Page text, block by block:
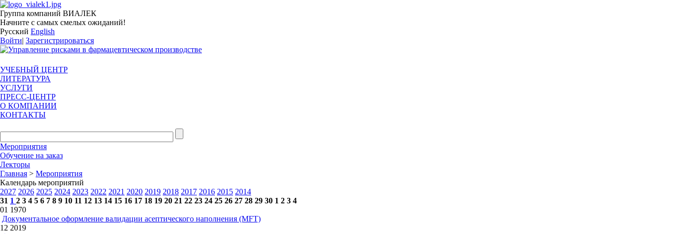
Группа компаний ВИАЛЕК
Начните с самых смелых ожиданий!
Русский English
Войти| Зарегистрироваться
УЧЕБНЫЙ ЦЕНТР
ЛИТЕРАТУРА
УСЛУГИ
ПРЕСС-ЦЕНТР
О КОМПАНИИ
КОНТАКТЫ
Мероприятия
Обучение на заказ
Лекторы
Главная > Мероприятия
Календарь мероприятий
2027 2026 2025 2024 2023 2022 2021 2020 2019 2018 2017 2016 2015 2014
31 1 2 3 4 5 6 7 8 9 10 11 12 13 14 15 16 17 18 19 20 21 22 23 24 25 26 27 28 29 30 1 2 3 4
01 1970
Документальное оформление валидации асептического наполнения (MFT)
12 2019